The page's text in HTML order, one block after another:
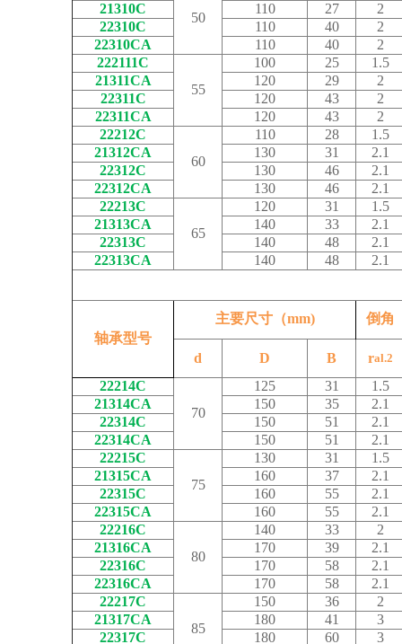
50
21310C
110 27
2
22310C
110 40
2
22310CA
110 40
2
222111C
55
100 25
1.5
21311CA
120 29
2
22311C
120 43
2
22311CA
120 43
2
22212C
60
110 28
1.5
21312CA
130 31
2.1
22312C
130 46
2.1
22312CA
130 46
2.1
22213C
65
120 31
1.5
21313CA
140 33
2.1
22313C
140 48
2.1
22313CA
140 48 2.1
轴承型号
主要尺寸（mm) 倒角
d D B ral.2
22214C
70
125 31
1.5
21314CA
150 35
2.1
22314C
150 51
2.1
22314CA
150 51
2.1
22215C
75
130 31
1.5
21315CA
160 37
2.1
22315C
160 55
2.1
22315CA
160 55
2.1
22216C
80
140 33
2
21316CA
170 39
2.1
22316C
170 58
2.1
22316CA
170 58
2.1
22217C
85
150 36
2
21317CA
180 41
3
22317C
180 60
3